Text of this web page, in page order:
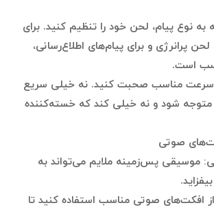
نوع پیام، لحن خود را تنظیم کنید. برای
لحن پرانرژی و برای پیام‌های اطلاع‌رسانی،
است.
مناسب صحبت کنید. نه خیلی سریع
متوجه شود و نه خیلی کند که خسته‌کننده
موسیقی پس‌زمینه ملایم می‌تواند به
افکت‌های صوتی مناسب استفاده کنید تا